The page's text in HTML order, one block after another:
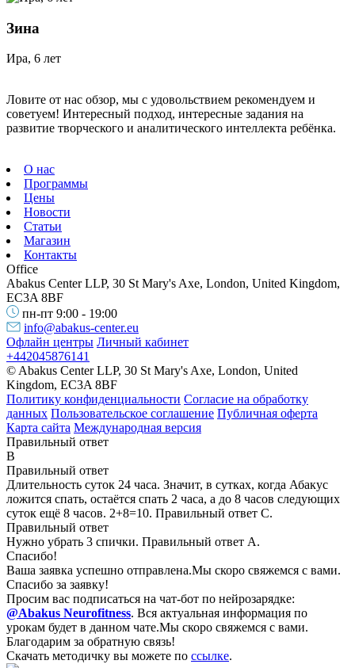
Зина
Ира, 6 лет
Ловите от нас обзор, мы с удовольствием рекомендуем и
советуем! Интересный подход, интересные задания на
развитие творческого и аналитического интеллекта ребёнка.
О нас
Программы
Цены
Новости
Статьи
Магазин
Контакты
Office
Abakus Center LLP, 30 St Mary's Axe, London, United Kingdom,
EC3A 8BF
пн-пт 9:00 - 19:00
info@abakus-center.eu
Офлайн центры Личный кабинет
+442045876141
© Abakus Center LLP, 30 St Mary's Axe, London, United
Kingdom, EC3A 8BF
Политику конфиденциальности Согласие на обработку
данных Пользовательское соглашение Публичная оферта
Карта сайта Международная версия
Правильный ответ
B
Правильный ответ
Длительность суток 24 часа. Значит, в сутках, когда Абакус
ложится спать, остаётся спать 2 часа, а до 8 часов следующих
суток ещё 8 часов. 2+8=10. Правильный ответ С.
Правильный ответ
Нужно убрать 3 спички. Правильный ответ А.
Спасибо!
Ваша заявка успешно отправлена.Мы скоро свяжемся с вами.
Спасибо за заявку!
Просим вас подписаться на чат-бот по нейрозарядке:
@Abakus Neurofitness. Вся актуальная информация по
урокам будет в данном чате.Мы скоро свяжемся с вами.
Благодарим за обратную связь!
Скачать методичку вы можете по ссылке.